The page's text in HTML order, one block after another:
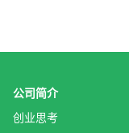
公司简介
创业思考